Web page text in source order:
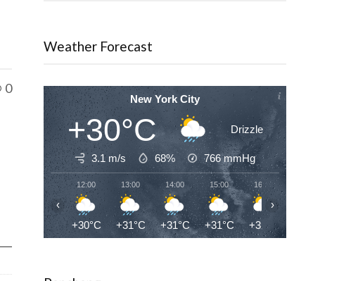
0
Weather Forecast
New York City
+30°C Drizzle
3.1 m/s 68% 766mmHg
12:00
+30°C
13:00
+31°C
14:00
+31°C
15:00
+31°C
16:00
+32°C
‹ ›